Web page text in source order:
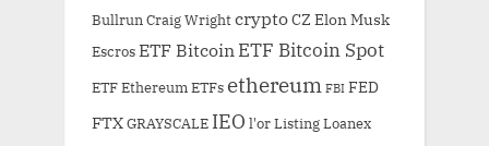
BullrunCraig WrightcryptoCZ Elon Musk
EscrosETF Bitcoin ETF Bitcoin Spot
ETF EthereumETFs ethereum FBI FED
FTXGRAYSCALE IEO l'orListingLoanex